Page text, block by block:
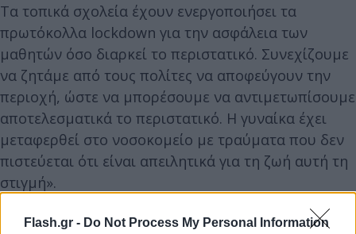
Flash.gr - Do Not Process My Personal Information
Τα τοπικά σχολεία έχουν ενεργοποιήσει τα
πρωτόκολλα lockdown για την ασφάλεια των
μαθητών όσο διαρκεί το περιστατικό. Συνεχίζουμε
να ζητάμε από τους πολίτες να αποφεύγουν την
περιοχή, ώστε να μπορέσουμε να αντιμετωπίσουμε
αποτελεσματικά το περιστατικό. Η γυναίκα έχει
μεταφερθεί στο νοσοκομείο με τραύματα που δεν
πιστεύεται ότι είναι απειλητικά για τη ζωή αυτή τη
στιγμή».